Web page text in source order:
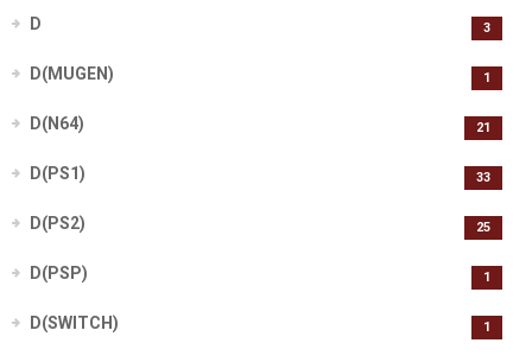
D 3
D(MUGEN) 1
D(N64) 21
D(PS1) 33
D(PS2) 25
D(PSP) 1
D(SWITCH) 1